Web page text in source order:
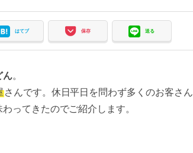
はてブ 保存 送る
ん。
さんです。休日平日を問わず多くのお客さん
ってきたのでご紹介します。